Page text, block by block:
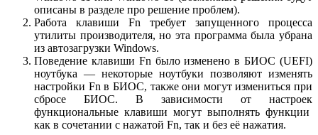
описаны в разделе про решение проблем).
Работа клавиши Fn требует запущенного процесса
утилиты производителя, но эта программа была убрана
из автозагрузки Windows.
Поведение клавиши Fn было изменено в БИОС (UEFI)
ноутбука — некоторые ноутбуки позволяют изменять
настройки Fn в БИОС, также они могут измениться при
сбросе БИОС. В зависимости от настроек
функциональные клавиши могут выполнять функции
как в сочетании с нажатой Fn, так и без её нажатия.